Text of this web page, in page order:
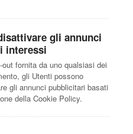
gli annunci
interessi
fornita da uno qualsiasi dei
gli Utenti possono
gli annunci pubblicitari basati
della Cookie Policy.